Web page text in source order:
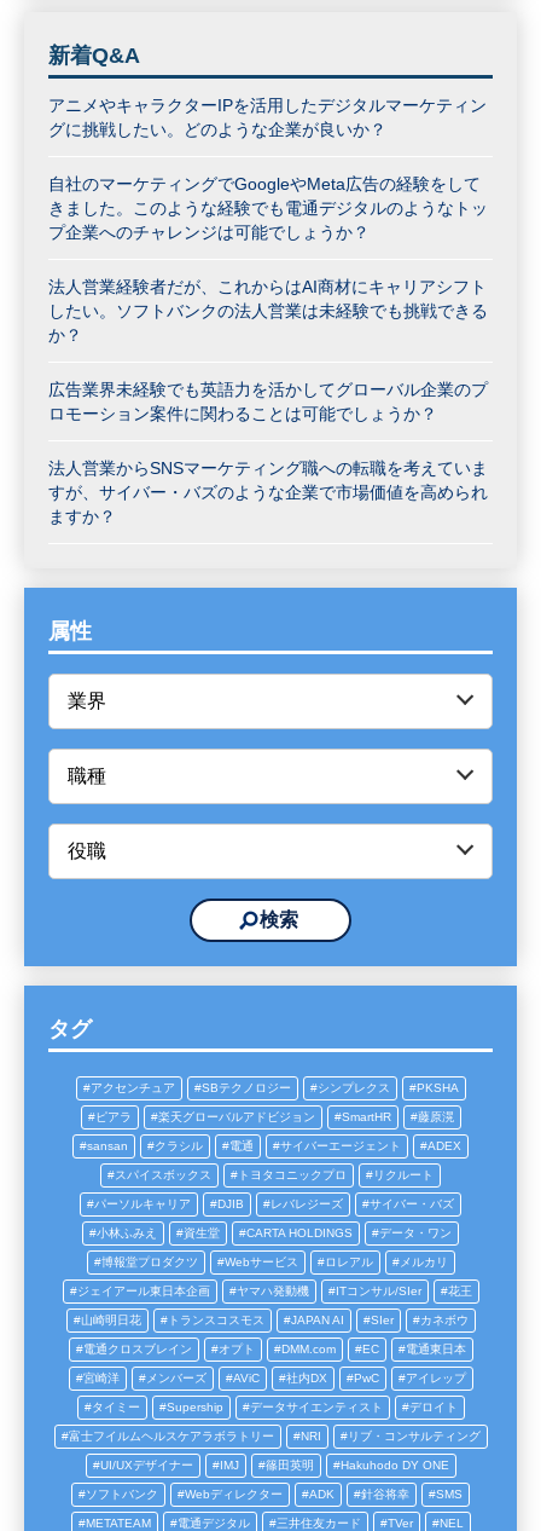
新着Q&A
アニメやキャラクターIPを活用したデジタルマーケティン
グに挑戦したい。どのような企業が良いか？
自社のマーケティングでGoogleやMeta広告の経験をして
きました。このような経験でも電通デジタルのようなトッ
プ企業へのチャレンジは可能でしょうか？
法人営業経験者だが、これからはAI商材にキャリアシフト
したい。ソフトバンクの法人営業は未経験でも挑戦できる
か？
広告業界未経験でも英語力を活かしてグローバル企業のプ
ロモーション案件に関わることは可能でしょうか？
法人営業からSNSマーケティング職への転職を考えていま
すが、サイバー・バズのような企業で市場価値を高められ
ますか？
属性
タグ
アクセンチュア SBテクノロジー シンプレクス PKSHA
ピアラ 楽天グローバルアドビジョン SmartHR 藤原滉
sansan クラシル 電通 サイバーエージェント ADEX
スパイスボックス トヨタコニックプロ リクルート
パーソルキャリア DJIB レバレジーズ サイバー・バズ
小林ふみえ 資生堂 CARTA HOLDINGS データ・ワン
博報堂プロダクツ Webサービス ロレアル メルカリ
ジェイアール東日本企画 ヤマハ発動機 ITコンサル/SIer 花王
山崎明日花 トランスコスモス JAPAN AI SIer カネボウ
電通クロスブレイン オプト DMM.com EC 電通東日本
宮崎洋 メンバーズ AViC 社内DX PwC アイレップ
タイミー Supership データサイエンティスト デロイト
富士フイルムヘルスケアラボラトリー NRI リブ・コンサルティング
UI/UXデザイナー IMJ 篠田英明 Hakuhodo DY ONE
ソフトバンク Webディレクター ADK 針谷将幸 SMS
METATEAM 電通デジタル 三井住友カード TVer NEL